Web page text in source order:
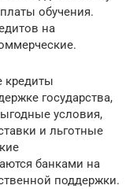
обучения.
на
кредиты
государства,
условия,
и льготные
банками на
поддержки.